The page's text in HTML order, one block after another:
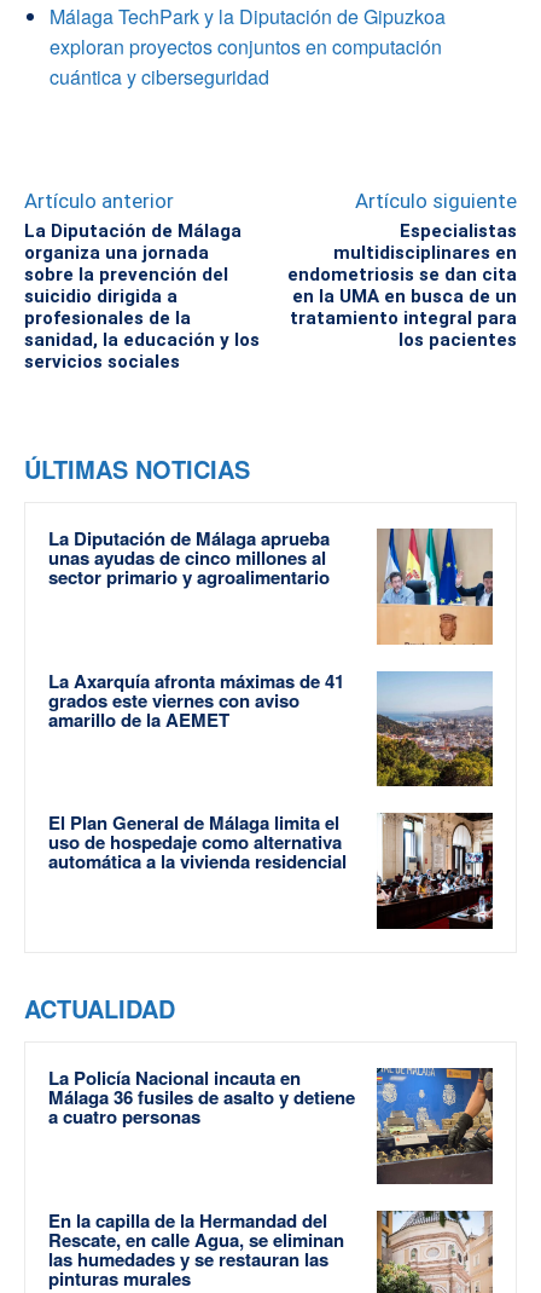
Málaga TechPark y la Diputación de Gipuzkoa
exploran proyectos conjuntos en computación
cuántica y ciberseguridad
Artículo anterior
La Diputación de Málaga
organiza una jornada
sobre la prevención del
suicidio dirigida a
profesionales de la
sanidad, la educación y los
servicios sociales
Artículo siguiente
Especialistas
multidisciplinares en
endometriosis se dan cita
en la UMA en busca de un
tratamiento integral para
los pacientes
ÚLTIMAS NOTICIAS
La Diputación de Málaga aprueba
unas ayudas de cinco millones al
sector primario y agroalimentario
La Axarquía afronta máximas de 41
grados este viernes con aviso
amarillo de la AEMET
El Plan General de Málaga limita el
uso de hospedaje como alternativa
automática a la vivienda residencial
ACTUALIDAD
La Policía Nacional incauta en
Málaga 36 fusiles de asalto y detiene
a cuatro personas
En la capilla de la Hermandad del
Rescate, en calle Agua, se eliminan
las humedades y se restauran las
pinturas murales